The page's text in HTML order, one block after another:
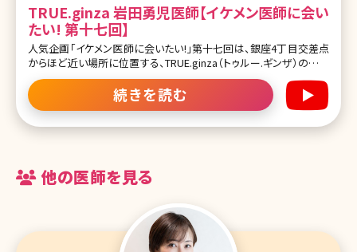
TRUE.ginza 岩田勇児医師【イケメン医師に会い
たい! 第十七回】
人気企画「イケメン医師に会いたい!」第十七回は、銀座4丁目交差点
からほど近い場所に位置する、TRUE.ginza（トゥルー.ギンザ）の岩田
勇児（いわた ゆうじ）先生です。 中学生時代前半は成績が下から三
番目、高校では美容師、美大を志望していた岩田先生が、あるきっか
けで医学部合格を果たし、真面目な医学部生に変貌を遂げました。
続きを読む
他の医師を見る